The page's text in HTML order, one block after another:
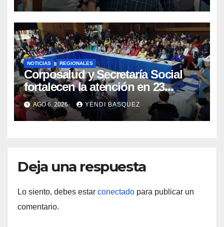
NOTICIAS REGIONALES
Corposalud y Secretaría Social
fortalecen la atención en 23
municipios
AGO 6, 2026 YENDI BASQUEZ
Deja una respuesta
Lo siento, debes estar conectado para publicar un
comentario.